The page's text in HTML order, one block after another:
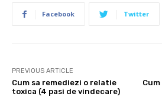
Facebook Twitter
PREVIOUS ARTICLE
Cum sa remediezi o relatie
toxica (4 pasi de vindecare)